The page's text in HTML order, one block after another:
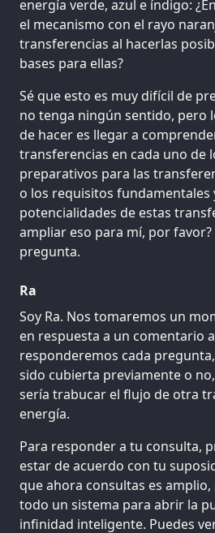
energía verde, azul e índigo:
el mecanismo con el rayo
transferencias al hacerlas
bases para ellas?
Sé que esto es muy difícil de
no tenga ningún sentido, pero
de hacer es llegar a
transferencias en cada uno de
preparativos para las
o los requisitos fundamentales
potencialidades de estas
ampliar eso para mí, por
pregunta.
Ra
Soy Ra. Nos tomaremos un
en respuesta a un comentario
responderemos cada
sido cubierta previamente o
sería trabucar el flujo de otra
energía.
Para responder a tu consulta,
estar de acuerdo con tu
que ahora consultas es
todo un sistema para abrir la
infinidad inteligente. Puedes